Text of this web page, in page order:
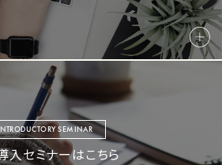
SEMINAR
入セミナーはこちら